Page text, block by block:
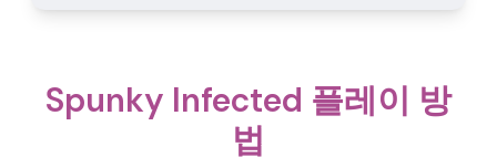
Spunky Infected 플레이 방
법